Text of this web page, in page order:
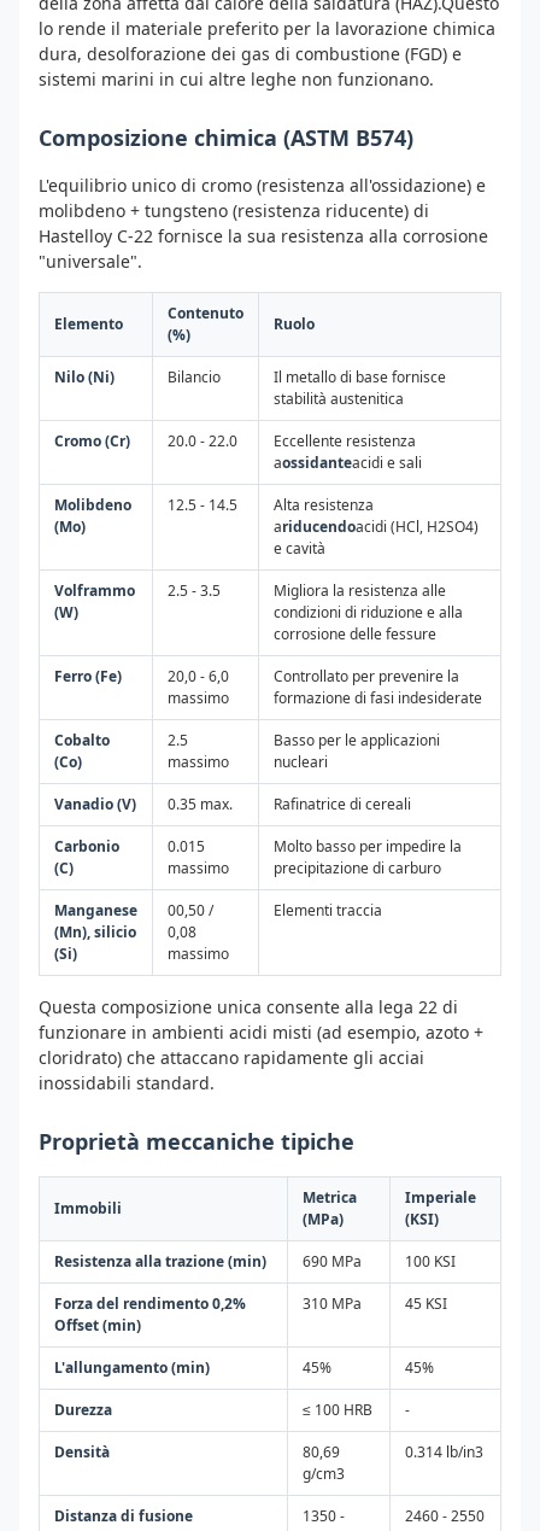
lo rende il materiale preferito per la lavorazione chimica
dura, desolforazione dei gas di combustione (FGD) e
sistemi marini in cui altre leghe non funzionano.
Composizione chimica (ASTM B574)
L'equilibrio unico di cromo (resistenza all'ossidazione) e
molibdeno + tungsteno (resistenza riducente) di
Hastelloy C-22 fornisce la sua resistenza alla corrosione
"universale".
Elemento
Contenuto
(%)
Ruolo
Nilo (Ni) Bilancio
Il metallo di base fornisce
stabilità austenitica
Cromo (Cr) 20.0 - 22.0
Eccellente resistenza
aossidanteacidi e sali
Molibdeno
(Mo)
12.5 - 14.5
Alta resistenza
ariducendoacidi (HCl, H2SO4)
e cavità
Volframmo
(W)
2.5 - 3.5
Migliora la resistenza alle
condizioni di riduzione e alla
corrosione delle fessure
Ferro (Fe)
20,0 - 6,0
massimo
Controllato per prevenire la
formazione di fasi indesiderate
Cobalto
(Co)
2.5
massimo
Basso per le applicazioni
nucleari
Vanadio (V) 0.35 max. Rafinatrice di cereali
Carbonio
(C)
0.015
massimo
Molto basso per impedire la
precipitazione di carburo
Manganese
(Mn), silicio
(Si)
00,50 /
0,08
massimo
Elementi traccia
Questa composizione unica consente alla lega 22 di
funzionare in ambienti acidi misti (ad esempio, azoto +
cloridrato) che attaccano rapidamente gli acciai
inossidabili standard.
Proprietà meccaniche tipiche
Immobili
Metrica
(MPa)
Imperiale
(KSI)
Resistenza alla trazione (min) 690 MPa 100 KSI
Forza del rendimento 0,2%
Offset (min)
310 MPa 45 KSI
L'allungamento (min) 45% 45%
Durezza ≤ 100 HRB -
Densità
80,69
g/cm3
0.314 lb/in3
Distanza di fusione
1350 -
2460 - 2550